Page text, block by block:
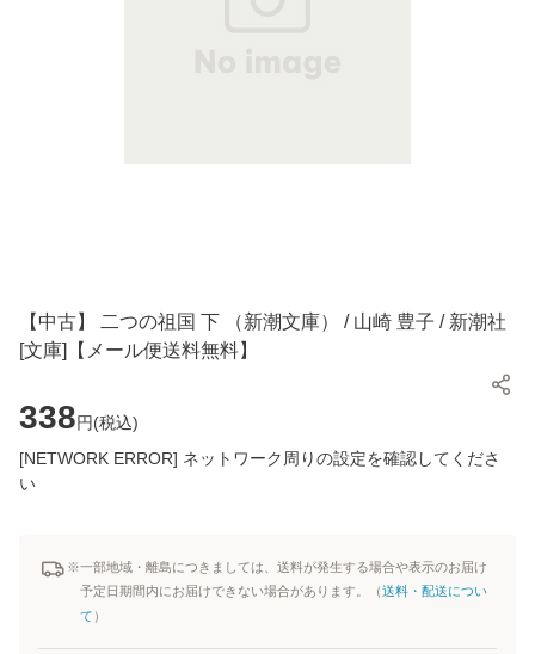
【中古】 二つの祖国 下 （新潮文庫） / 山崎 豊子 / 新潮社
[文庫]【メール便送料無料】
338円(税込)
[NETWORK ERROR] ネットワーク周りの設定を確認してくださ
い
※一部地域・離島につきましては、送料が発生する場合や表示のお届け
予定日期間内にお届けできない場合があります。（送料・配送につい
て ）